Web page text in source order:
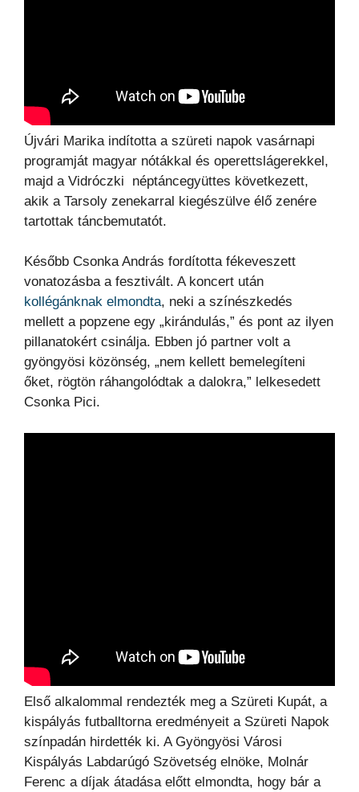
Újvári Marika indította a szüreti napok vasárnapi
programját magyar nótákkal és operettslágerekkel,
majd a Vidróczki néptáncegyüttes következett,
akik a Tarsoly zenekarral kiegészülve élő zenére
tartottak táncbemutatót.
Később Csonka András fordította fékeveszett
vonatozásba a fesztivált. A koncert után
kollégánknak elmondta, neki a színészkedés
mellett a popzene egy „kirándulás,” és pont az ilyen
pillanatokért csinálja. Ebben jó partner volt a
gyöngyösi közönség, „nem kellett bemelegíteni
őket, rögtön ráhangolódtak a dalokra,” lelkesedett
Csonka Pici.
Első alkalommal rendezték meg a Szüreti Kupát, a
kispályás futballtorna eredményeit a Szüreti Napok
színpadán hirdették ki. A Gyöngyösi Városi
Kispályás Labdarúgó Szövetség elnöke, Molnár
Ferenc a díjak átadása előtt elmondta, hogy bár a